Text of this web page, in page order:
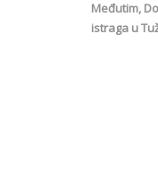
Međutim,
istraga u